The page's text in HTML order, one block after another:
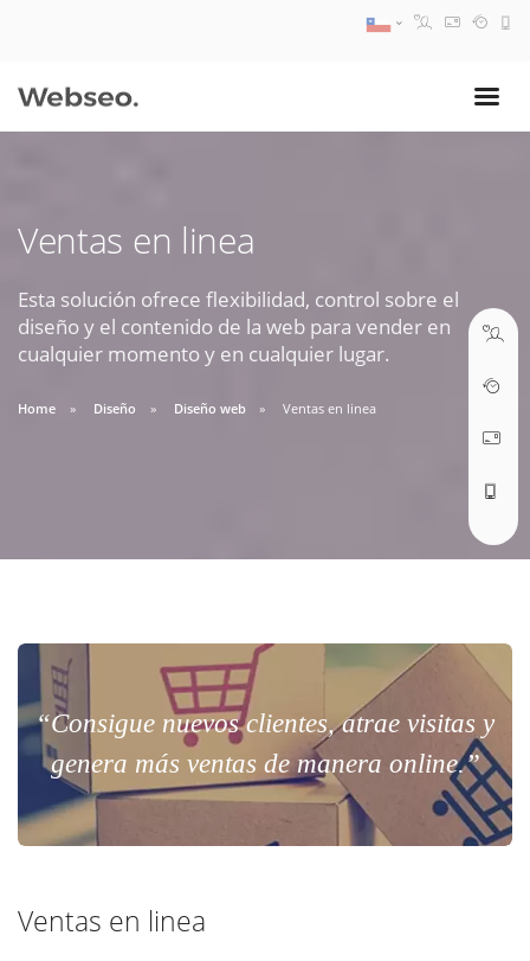
Ventas en linea
Esta solución ofrece flexibilidad, control sobre el
diseño y el contenido de la web para vender en
cualquier momento y en cualquier lugar.
Home Diseño Diseño web Ventas en linea
“Consigue nuevos clientes, atrae visitas y
genera más ventas de manera online.”
Ventas en linea
09:30 AM A 18:30 PM
soporte@webseo.cl
ABRIR TICKET